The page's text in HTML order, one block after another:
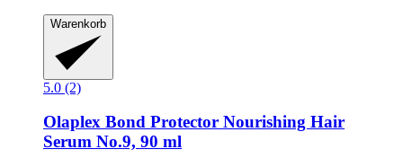
Warenkorb
5.0 (2)
Olaplex Bond Protector Nourishing Hair
Serum No.9, 90 ml